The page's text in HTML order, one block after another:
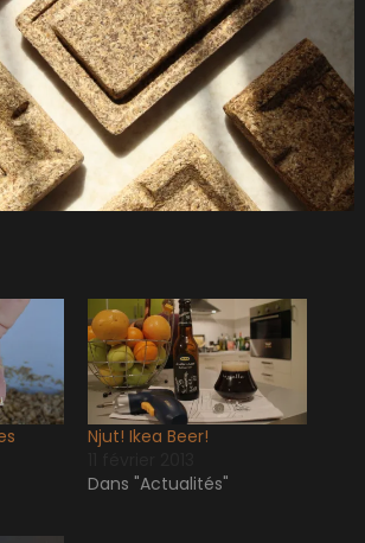
Njut! Ikea Beer!
Dans "Actualités"